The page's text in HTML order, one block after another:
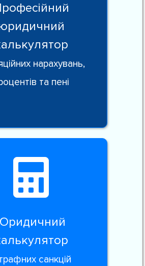
нарахувань,
та пені
санкцій